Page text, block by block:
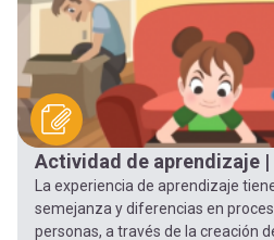
Actividad de aprendizaje |
La experiencia de aprendizaje
semejanza y diferencias en
personas, a través de la creación